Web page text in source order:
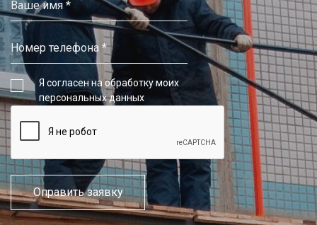
Я согласен на обработку моих
персональных данных